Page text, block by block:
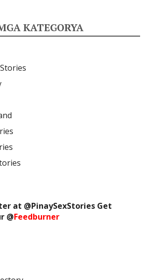
KATEGORYA
at @PinaySexStories Get
@Feedburner